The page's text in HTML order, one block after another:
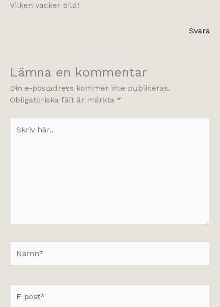
Vilken vacker bild!
Svara
Lämna en kommentar
Din e-postadress kommer inte publiceras.
Obligatoriska fält är märkta *
här..
post*